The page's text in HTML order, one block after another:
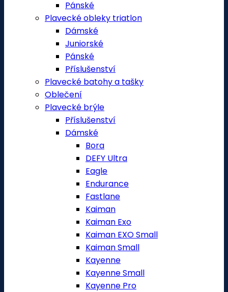
Pánské
Plavecké obleky triatlon
Dámské
Juniorské
Pánské
Příslušenství
Plavecké batohy a tašky
Oblečení
Plavecké brýle
Příslušenství
Dámské
Bora
DEFY Ultra
Eagle
Endurance
Fastlane
Kaiman
Kaiman Exo
Kaiman EXO Small
Kaiman Small
Kayenne
Kayenne Small
Kayenne Pro